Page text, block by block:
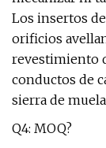
Los insertos
orificios
revestimiento
conductos de
sierra de
Q4: MOQ?